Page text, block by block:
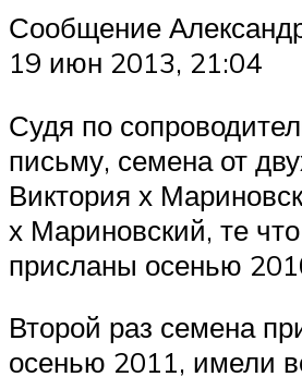
Сообщение
19 июн 2013, 21:04
Судя по
письму, семена от
Виктория х
х Мариновский, те
присланы осенью
Второй раз семена
осенью 2011, имели